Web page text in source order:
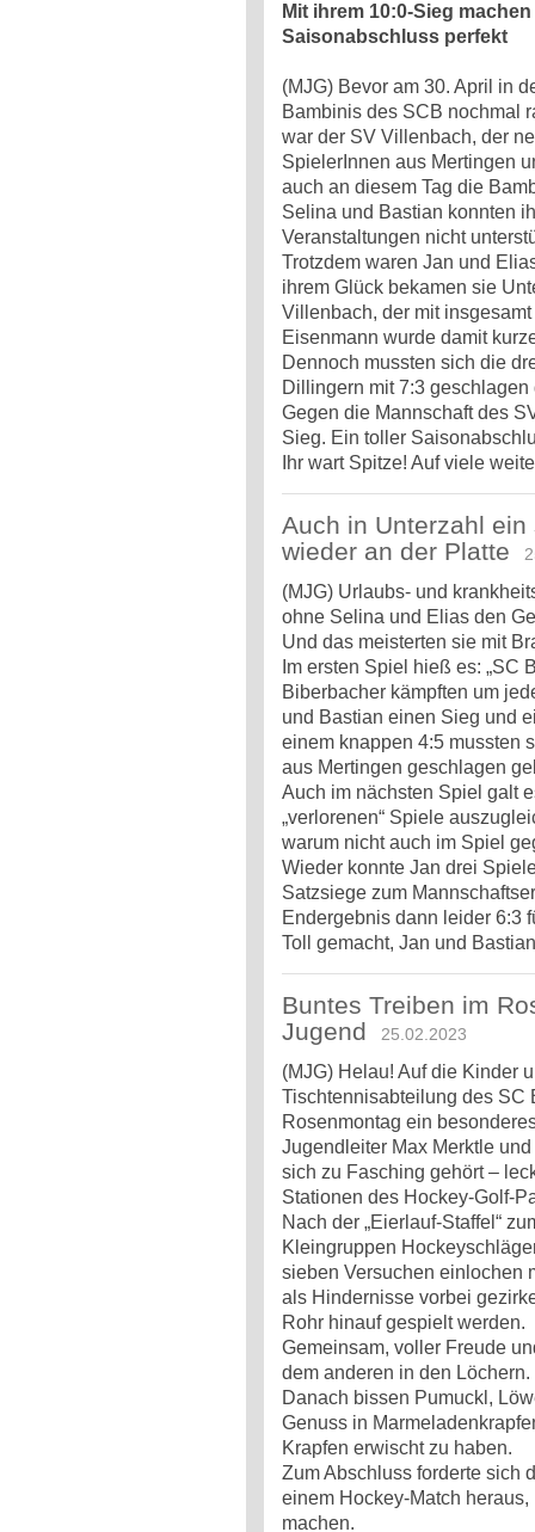
Mit ihrem 10:0-Sieg
Saisonabschluss perfekt
(MJG) Bevor am 30. April in
Bambinis des SCB nochmal
war der SV Villenbach, der
SpielerInnen aus Mertingen
auch an diesem Tag die
Selina und Bastian konnten
Veranstaltungen nicht
Trotzdem waren Jan und
ihrem Glück bekamen sie
Villenbach, der mit
Eisenmann wurde damit
Dennoch mussten sich die
Dillingern mit 7:3 geschlagen
Gegen die Mannschaft des
Sieg. Ein toller
Ihr wart Spitze! Auf viele
Auch in Unterzahl
wieder an der Platte
(MJG) Urlaubs- und
ohne Selina und Elias den
Und das meisterten sie mit
Im ersten Spiel hieß es: „SC
Biberbacher kämpften um
und Bastian einen Sieg und
einem knappen 4:5 mussten
aus Mertingen geschlagen
Auch im nächsten Spiel galt
„verlorenen“ Spiele
warum nicht auch im Spiel
Wieder konnte Jan drei
Satzsiege zum
Endergebnis dann leider 6:3
Toll gemacht, Jan und
Buntes Treiben im
Jugend 25.02.2023
(MJG) Helau! Auf die Kinder
Tischtennisabteilung des SC
Rosenmontag ein
Jugendleiter Max Merktle
sich zu Fasching gehört –
Stationen des Hockey-Golf-
Nach der „Eierlauf-Staffel“
Kleingruppen
sieben Versuchen einlochen
als Hindernisse vorbei
Rohr hinauf gespielt werden.
Gemeinsam, voller Freude
dem anderen in den Löchern.
Danach bissen Pumuckl,
Genuss in
Krapfen erwischt zu haben.
Zum Abschluss forderte sich
einem Hockey-Match
machen.